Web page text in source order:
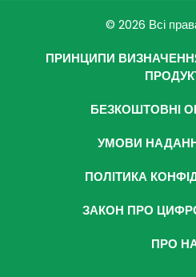
© 2026 Всі
ПРИНЦИПИ
БЕЗКОШТОВНІ
УМОВИ
ПОЛІТИКА
ЗАКОН ПРО
ПРО